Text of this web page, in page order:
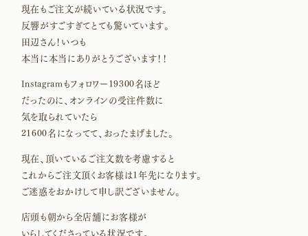
現在もご注文が続いている状況です。
反響がすごすぎてとても驚いています。
田辺さん！いつも
本当に本当にありがとうございます！！
Instagramもフォロワー19300名ほど
だったのに、オンラインの受注件数に
気を取られていたら
21600名になってて、おったまげました。
現在、頂いているご注文数を考慮すると
これからご注文頂くお客様は1年先になります。
ご迷惑をおかけして申し訳ございません。
店頭も朝から全店舗にお客様が
いらしてくださっている状況です。